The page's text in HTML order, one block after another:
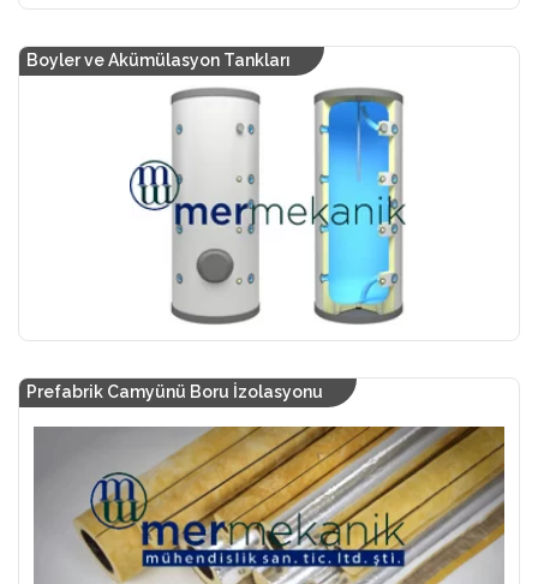
Boyler ve Akümülasyon Tankları
Prefabrik Camyünü Boru İzolasyonu